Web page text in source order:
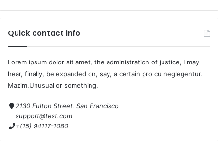
Quick contact info
Lorem ipsum dolor sit amet, the administration of justice, I may
hear, finally, be expanded on, say, a certain pro cu neglegentur.
Mazim.Unusual or something.
2130 Fulton Street, San Francisco
support@test.com
+(15) 94117-1080